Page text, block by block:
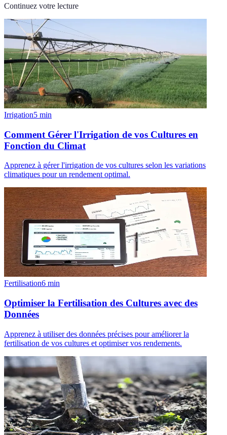
Continuez votre lecture
Irrigation5 min
Comment Gérer l'Irrigation de vos Cultures en
Fonction du Climat
Apprenez à gérer l'irrigation de vos cultures selon les variations
climatiques pour un rendement optimal.
Fertilisation6 min
Optimiser la Fertilisation des Cultures avec des
Données
Apprenez à utiliser des données précises pour améliorer la
fertilisation de vos cultures et optimiser vos rendements.